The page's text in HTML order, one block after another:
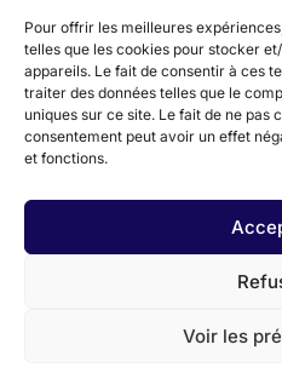
Pour offrir les meilleures
telles que les cookies pour stocker
appareils. Le fait de consentir à ces
traiter des données telles que le
uniques sur ce site. Le fait de ne pas
consentement peut avoir un effet
et fonctions.
Voir les